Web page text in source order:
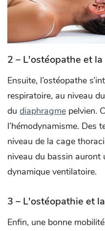
2 – L'ostéopathe et
Ensuite, l’ostéopathe
respiratoire, au niveau
du diaphragme pelvien.
l’hémodynamisme. Des
niveau de la cage
niveau du bassin auront
dynamique ventilatoire.
3 – L'ostéopathie et
Enfin, une bonne